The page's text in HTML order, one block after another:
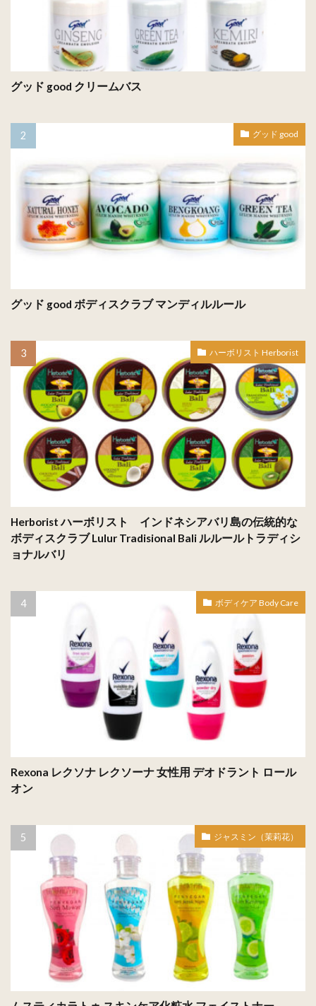
グッド good クリームバス
グッド good
グッド good ボディスクラブ マンディルルール
ハーボリスト Herborist
Herborist ハーボリスト インドネシアバリ島の伝統的な
ボディスクラブ Lulur Tradisional Bali ルルールトラディシ
ョナルバリ
ボディケア Body Care
Rexona レクソナ レクソーナ 女性用 デオドラント ロール
オン
ジャスミン（茉莉花）